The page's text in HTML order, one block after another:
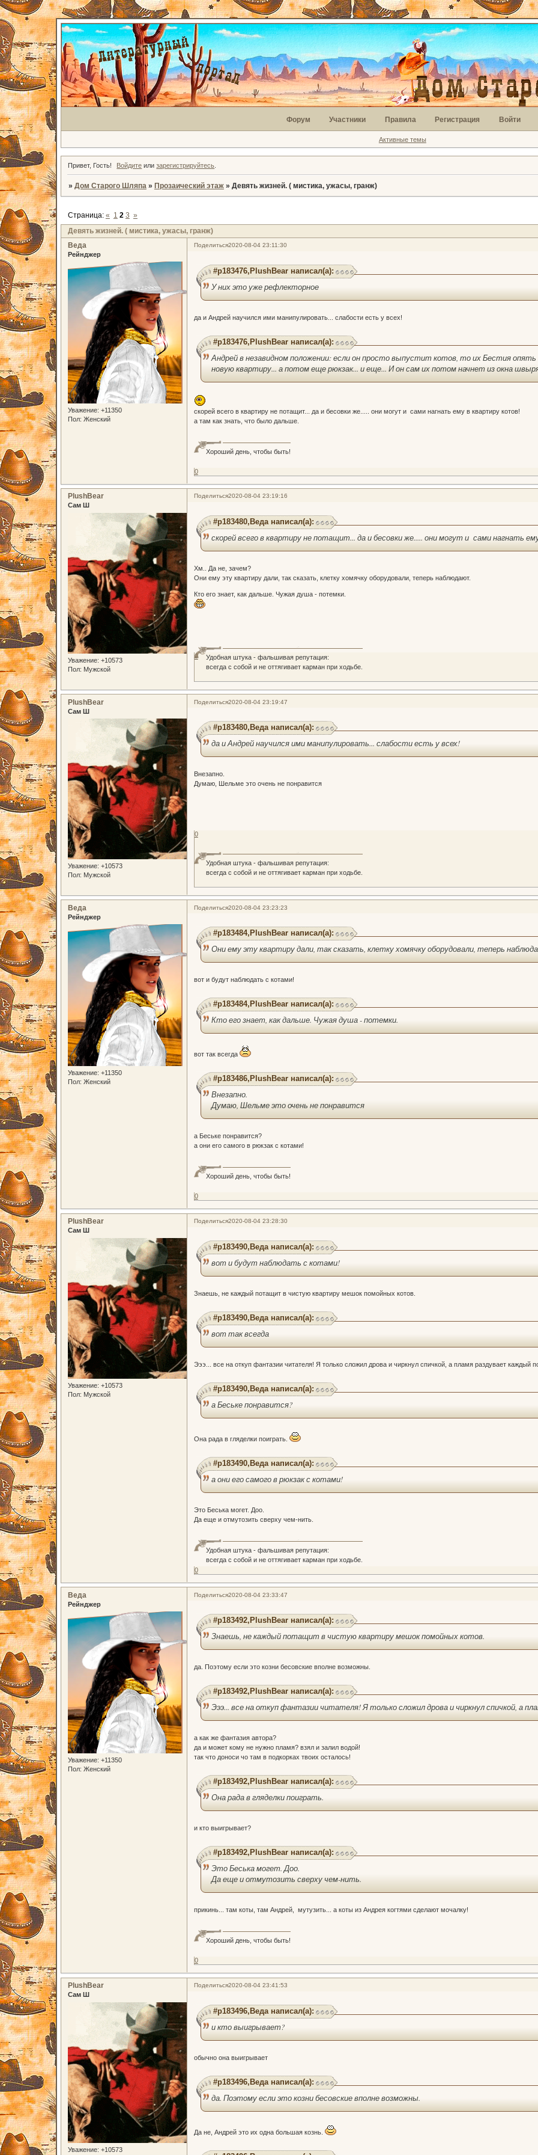
Форум Участники Правила Регистрация Войти
Активные темы
Привет, Гость! Войдите илизарегистрируйтесь
» Дом Старого Шляпа » Прозаический этаж » Девять жизней. ( мистика, ужасы, гранж)
Девять жизней. ( мистика, ужасы, гранж)
Страница: « 1 2 3 »
Поделиться2020-08-04 23:11:30
Веда
Рейнджер
Уважение: +11350
Пол: Женский
#p183476,PlushBear написал(а):
У них это уже рефлекторное
да и Андрей научился ими манипулировать... слабости есть у всех!
#p183476,PlushBear написал(а):
Андрей в незавидном положении: если он просто выпустит котов, то их Бестия
новую квартиру... а потом еще рюкзак... и еще... И он сам их потом начнет из окна
скорей всего в квартиру не потащит... да и бесовки же..... они могут и сами нагнать ему в квартиру котов!
а там как знать, что было дальше.
Хороший день, чтобы быть!
0
Поделиться2020-08-04 23:19:16
PlushBear
Сам Ш
Уважение: +10573
Пол: Мужской
#p183480,Веда написал(а):
скорей всего в квартиру не потащит... да и бесовки же..... они могут и сами нагнать
Хм.. Да не, зачем?
Они ему эту квартиру дали, так сказать, клетку хомячку оборудовали, теперь наблюдают.
Кто его знает, как дальше. Чужая душа - потемки.
Удобная штука - фальшивая репутация:
всегда с собой и не оттягивает карман при ходьбе.
0
Поделиться2020-08-04 23:19:47
PlushBear
Сам Ш
Уважение: +10573
Пол: Мужской
#p183480,Веда написал(а):
да и Андрей научился ими манипулировать... слабости есть у всех!
Внезапно.
Думаю, Шельме это очень не понравится
Удобная штука - фальшивая репутация:
всегда с собой и не оттягивает карман при ходьбе.
0
Поделиться2020-08-04 23:23:23
Веда
Рейнджер
Уважение: +11350
Пол: Женский
#p183484,PlushBear написал(а):
Они ему эту квартиру дали, так сказать, клетку хомячку оборудовали, теперь
вот и будут наблюдать с котами!
#p183484,PlushBear написал(а):
Кто его знает, как дальше. Чужая душа - потемки.
вот так всегда
#p183486,PlushBear написал(а):
Внезапно.
Думаю, Шельме это очень не понравится
а Беське понравится?
а они его самого в рюкзак с котами!
Хороший день, чтобы быть!
0
Поделиться2020-08-04 23:28:30
PlushBear
Сам Ш
Уважение: +10573
Пол: Мужской
#p183490,Веда написал(а):
вот и будут наблюдать с котами!
Знаешь, не каждый потащит в чистую квартиру мешок помойных котов.
#p183490,Веда написал(а):
вот так всегда
Эээ... все на откуп фантазии читателя! Я только сложил дрова и чиркнул спичкой, а пламя раздувает каждый
#p183490,Веда написал(а):
а Беське понравится?
Она рада в гляделки поиграть.
#p183490,Веда написал(а):
а они его самого в рюкзак с котами!
Это Беська могет. Доо.
Да еще и отмутозить сверху чем-нить.
Удобная штука - фальшивая репутация:
всегда с собой и не оттягивает карман при ходьбе.
0
Поделиться2020-08-04 23:33:47
Веда
Рейнджер
Уважение: +11350
Пол: Женский
#p183492,PlushBear написал(а):
Знаешь, не каждый потащит в чистую квартиру мешок помойных котов.
да. Поэтому если это козни бесовские вполне возможны.
#p183492,PlushBear написал(а):
Эээ... все на откуп фантазии читателя! Я только сложил дрова и чиркнул спичкой, а
а как же фантазия автора?
да и может кому не нужно пламя? взял и залил водой!
так что доноси чо там в подкорках твоих осталось!
#p183492,PlushBear написал(а):
Она рада в гляделки поиграть.
и кто выигрывает?
#p183492,PlushBear написал(а):
Это Беська могет. Доо.
Да еще и отмутозить сверху чем-нить.
прикинь... там коты, там Андрей, мутузить... а коты из Андрея когтями сделают мочалку!
Хороший день, чтобы быть!
0
Поделиться2020-08-04 23:41:53
PlushBear
Сам Ш
Уважение: +10573
#p183496,Веда написал(а):
и кто выигрывает?
обычно она выигрывает
#p183496,Веда написал(а):
да. Поэтому если это козни бесовские вполне возможны.
Да не, Андрей это их одна большая кознь.